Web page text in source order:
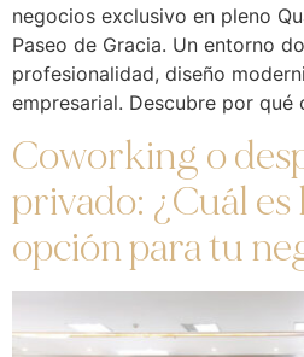
negocios exclusivo en pleno
Paseo de Gracia. Un entorno
profesionalidad, diseño
empresarial. Descubre por qué
Coworking o
privado: ¿Cuál
opción para tu